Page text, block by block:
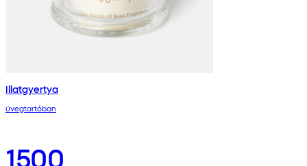
Illatgyertya
üvegtartóban
1500